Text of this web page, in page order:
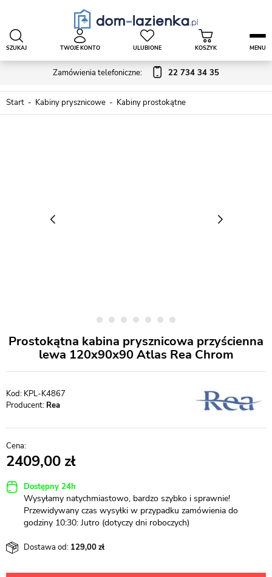
Zamówienia telefoniczne: 22 734 34 35
SZUKAJ TWOJE KONTO ULUBIONE KOSZYK MENU
Start Kabiny prysznicowe Kabiny prostokątne
Prostokątna kabina prysznicowa przyścienna
lewa 120x90x90 Atlas Rea Chrom
KPL-K4867
Producent: Rea
2409,00
Dostępny 24h
Wysyłamy natychmiastowo, bardzo szybko i sprawnie!
Przewidywany czas wysyłki w przypadku zamówienia do
godziny 10:30: Jutro (dotyczy dni roboczych)
Dostawa od: 129,00